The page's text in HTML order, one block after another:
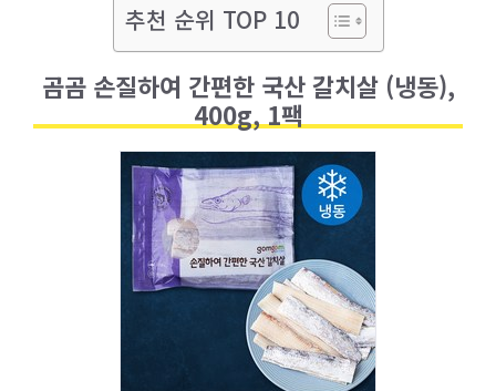
추천 순위 TOP 10
곰곰 손질하여 간편한 국산 갈치살 (냉동),
400g, 1팩